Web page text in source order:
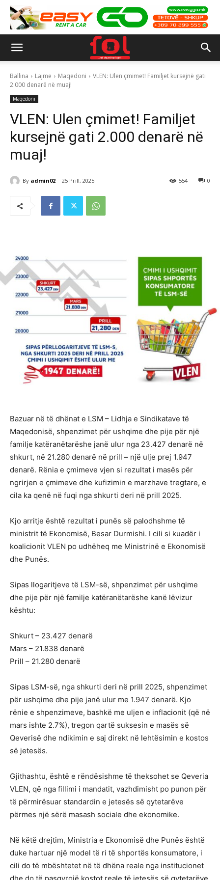
Ballina Lajme Maqedoni
VLEN: Ulen çmimet! Familjet kursejnë gati
2.000 denarë në muaj!
Maqedoni
VLEN: Ulen çmimet! Familjet
kursejnë gati 2.000 denarë në
muaj!
By admin02 25 Prill, 2025 0
554
Bazuar në të dhënat e LSM – Lidhja e Sindikatave të
Maqedonisë, shpenzimet për ushqime dhe pije për një
familje katëranëtarëshe janë ulur nga 23.427 denarë në
shkurt, në 21.280 denarë në prill – një ulje prej 1.947
denarë. Rënia e çmimeve vjen si rezultat i masës për
ngrirjen e çmimeve dhe kufizimin e marzhave tregtare, e
cila ka qenë në fuqi nga shkurti deri në prill 2025.
Kjo arritje është rezultat i punës së palodhshme të
ministrit të Ekonomisë, Besar Durmishi. I cili si kuadër i
koalicionit VLEN po udhëheq me Ministrinë e Ekonomisë
dhe Punës.
Sipas llogaritjeve të LSM-së, shpenzimet për ushqime
dhe pije për një familje katëranëtarëshe kanë lëvizur
kështu:
Shkurt – 23.427 denarë
Mars – 21.838 denarë
Prill – 21.280 denarë
Sipas LSM-së, nga shkurti deri në prill 2025, shpenzimet
për ushqime dhe pije janë ulur me 1.947 denarë. Kjo
rënie e shpenzimeve, bashkë me uljen e inflacionit (që në
mars ishte 2.7%), tregon qartë suksesin e masës së
Qeverisë dhe ndikimin e saj direkt në lehtësimin e kostos
së jetesës.
Gjithashtu, është e rëndësishme të theksohet se Qeveria
VLEN, që nga fillimi i mandatit, vazhdimisht po punon për
të përmirësuar standardin e jetesës së qytetarëve
përmes një sërë masash sociale dhe ekonomike.
Në këtë drejtim, Ministria e Ekonomisë dhe Punës është
duke hartuar një model të ri të shportës konsumatore, i
cili do të mbështetet në të dhëna reale nga institucionet
dhe do të pasqyrojë kostot reale të jetesës së qytetarëve.